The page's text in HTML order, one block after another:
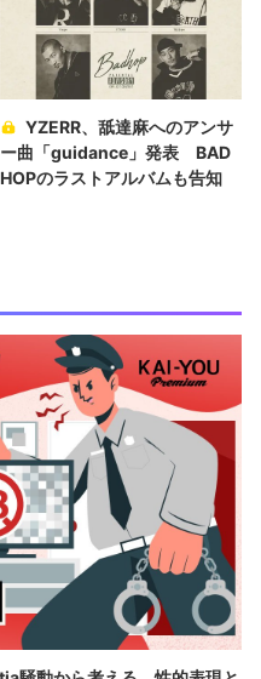
YZERR、舐達麻へのアンサ
ー曲「guidance」発表 BAD
HOPのラストアルバムも告知